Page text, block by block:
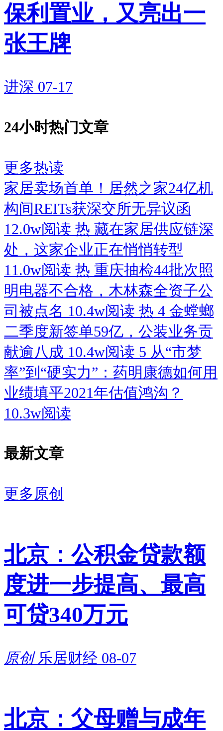
保利置业，又亮出一
张王牌
进深 07-17
24小时热门文章
更多热读
家居卖场首单！居然之家24亿机
构间REITs获深交所无异议函
12.0w阅读 热 藏在家居供应链深
处，这家企业正在悄悄转型
11.0w阅读 热 重庆抽检44批次照
明电器不合格，木林森全资子公
司被点名 10.4w阅读 热 4 金螳螂
二季度新签单59亿，公装业务贡
献逾八成 10.4w阅读 5 从“市梦
率”到“硬实力”：药明康德如何用
业绩填平2021年估值鸿沟？
10.3w阅读
最新文章
更多原创
北京：公积金贷款额
度进一步提高、最高
可贷340万元
原创 乐居财经 08-07
北京：父母赠与成年